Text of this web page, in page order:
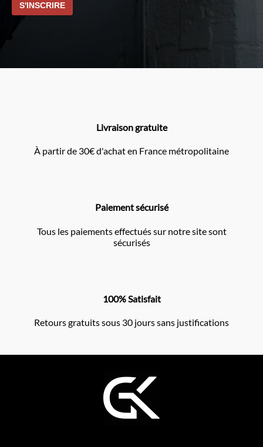
Livraison gratuite
À partir de 30€ d'achat en France métropolitaine
Paiement sécurisé
Tous les paiements effectués sur notre site sont
sécurisés
100% Satisfait
Retours gratuits sous 30 jours sans justifications